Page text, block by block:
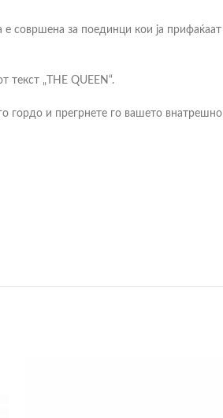
е совршена за поединци кои ја прифаќаат
текст „THE QUEEN“.
гордо и прегрнете го вашето внатрешно